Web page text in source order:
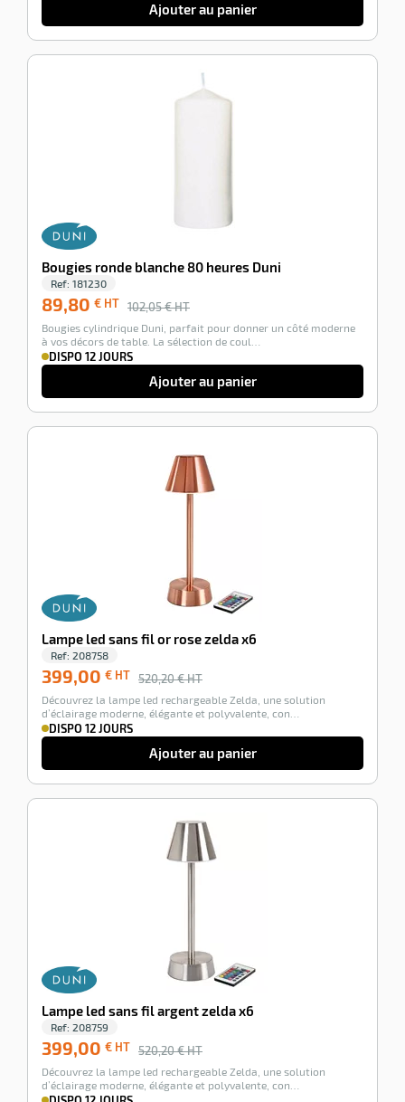
Ajouter au panier
Bougies ronde blanche 80 heures Duni
Ref: 181230
89,80 € HT 102,05 € HT
Bougies cylindrique Duni, parfait pour donner un côté moderne
à vos décors de table. La sélection de coul…
DISPO 12 JOURS
Ajouter au panier
Lampe led sans fil or rose zelda x6
Ref: 208758
399,00 € HT 520,20 € HT
Découvrez la lampe led rechargeable Zelda, une solution
d’éclairage moderne, élégante et polyvalente, con…
DISPO 12 JOURS
Ajouter au panier
Lampe led sans fil argent zelda x6
Ref: 208759
399,00 € HT 520,20 € HT
Découvrez la lampe led rechargeable Zelda, une solution
d’éclairage moderne, élégante et polyvalente, con…